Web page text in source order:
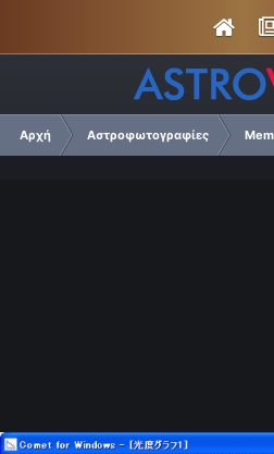
Αρχή Αστροφωτογραφίες